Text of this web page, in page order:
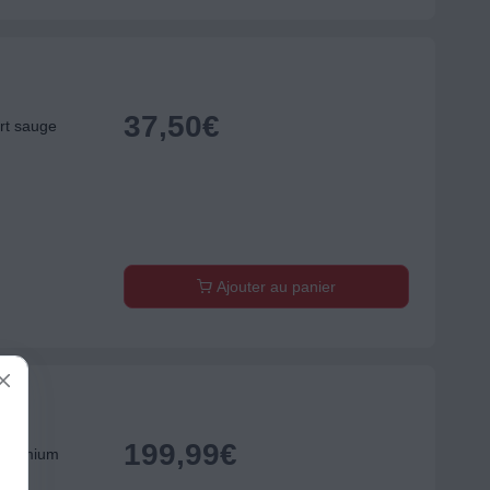
sauge
37,50€
Ajouter au panier
199,99€